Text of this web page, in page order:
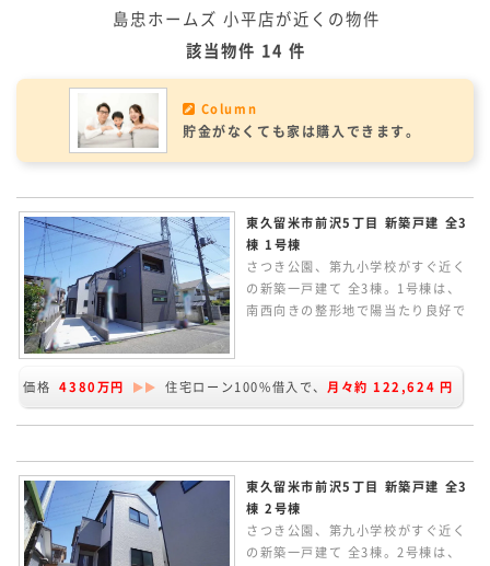
島忠ホームズ 小平店が近くの物件
該当物件 14 件
Column
貯金がなくても家は購入できます。
東久留米市前沢5丁目 新築戸建 全3
棟 1号棟
さつき公園、第九小学校がすぐ近く
の新築一戸建て 全3棟。1号棟は、
南西向きの整形地で陽当たり良好で
で、通りからの目線が気にならない
デザインサッシを使用。ZEH水準の
価格 4380万円 住宅ローン100%借入で、 月々約 122,624 円
東久留米市前沢5丁目 新築戸建 全3
棟 2号棟
さつき公園、第九小学校がすぐ近く
の新築一戸建て 全3棟。2号棟は、